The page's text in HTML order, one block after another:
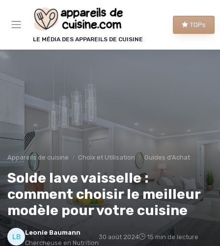
LE MÉDIA DES APPAREILS DE CUISINE
TOPs
Appareils de cuisine Choix et Utilisation Guides d'Achat
Solde lave vaisselle :
comment choisir le meilleur
modèle pour votre cuisine
Leonie Baumann
Chercheuse en Nutrition
30 août 2024 15 min de lecture
Panneau de gestion des cookies